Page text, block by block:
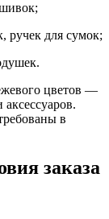
ручек для сумок;
цветов —
в
заказа